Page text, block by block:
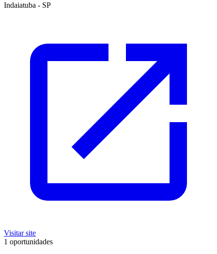
Indaiatuba - SP
Visitar site
1 oportunidades